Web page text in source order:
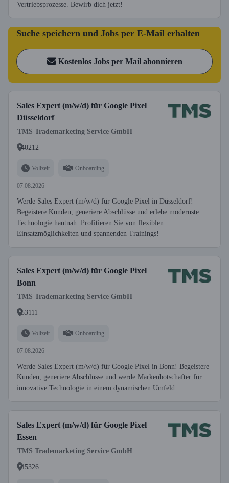
Vertriebsprozesse. Bewirb dich jetzt!
Suche speichern und Jobs per E-Mail erhalten
Kostenlos Jobs per Mail abonnieren
Sales Expert (m/w/d) für Google Pixel
Düsseldorf
TMS Trademarketing Service GmbH
40212
Vollzeit Onboarding
07.08.2026
Werde Sales Expert (m/w/d) für Google Pixel in Düsseldorf!
Begeistere Kunden, generiere Abschlüsse und erlebe modernste
Technologie hautnah. Profitieren Sie von flexiblen
Einsatzmöglichkeiten und spannenden Trainings!
Sales Expert (m/w/d) für Google Pixel
Bonn
TMS Trademarketing Service GmbH
53111
Vollzeit Onboarding
07.08.2026
Werde Sales Expert (m/w/d) für Google Pixel in Bonn! Begeistere
Kunden, generiere Abschlüsse und werde Markenbotschafter für
innovative Technologie in einem dynamischen Umfeld.
Sales Expert (m/w/d) für Google Pixel
Essen
TMS Trademarketing Service GmbH
45326